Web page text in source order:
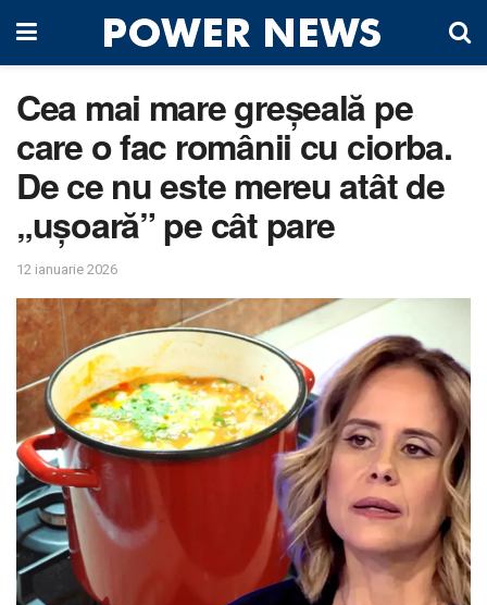
Cea mai mare greșeală pe
care o fac românii cu ciorba.
De ce nu este mereu atât de
„ușoară” pe cât pare
12 ianuarie 2026